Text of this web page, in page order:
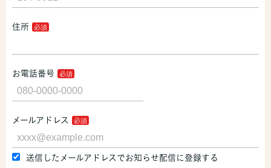
住所
お電話番号
メールアドレス
送信したメールアドレスでお知らせ配信に登録する